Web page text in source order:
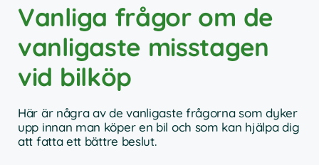
Vanliga frågor om de
vanligaste misstagen
vid bilköp
Här är några av de vanligaste frågorna som dyker
upp innan man köper en bil och som kan hjälpa dig
att fatta ett bättre beslut.